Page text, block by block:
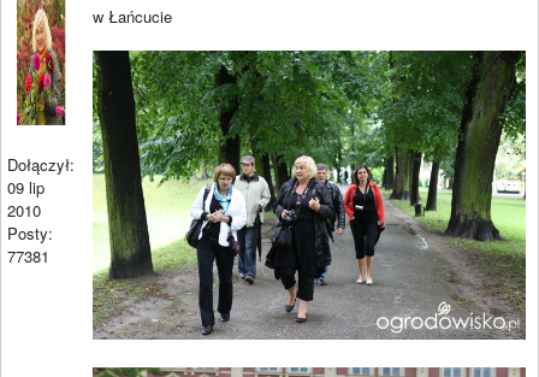
Dołączył:
09 lip
2010
Posty:
77381
w Łańcucie